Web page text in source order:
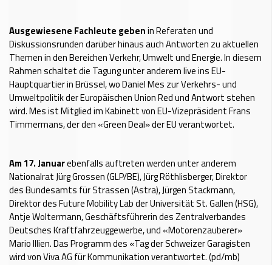
Ausgewiesene Fachleute gebenin Referaten und
Diskussionsrunden darüber hinaus auch Antworten zu aktuellen
Themen in den Bereichen Verkehr, Umwelt und Energie. In diesem
Rahmen schaltet die Tagung unter anderem live ins EU-
Hauptquartier in Brüssel, wo Daniel Mes zur Verkehrs- und
Umweltpolitik der Europäischen Union Red und Antwort stehen
wird. Mes ist Mitglied im Kabinett von EU-Vizepräsident Frans
Timmermans, der den «Green Deal» der EU verantwortet.
Am 17. Januarebenfalls auftreten werden unter anderem
Nationalrat Jürg Grossen (GLP/BE), Jürg Röthlisberger, Direktor
des Bundesamts für Strassen (Astra), Jürgen Stackmann,
Direktor des Future Mobility Lab der Universität St. Gallen (HSG),
Antje Woltermann, Geschäftsführerin des Zentralverbandes
Deutsches Kraftfahrzeuggewerbe, und «Motorenzauberer»
Mario Illien. Das Programm des «Tag der Schweizer Garagisten
wird von Viva AG für Kommunikation verantwortet. (pd/mb)